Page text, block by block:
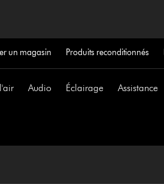
un magasin Produits reconditionnés
Audio Éclairage Assistance